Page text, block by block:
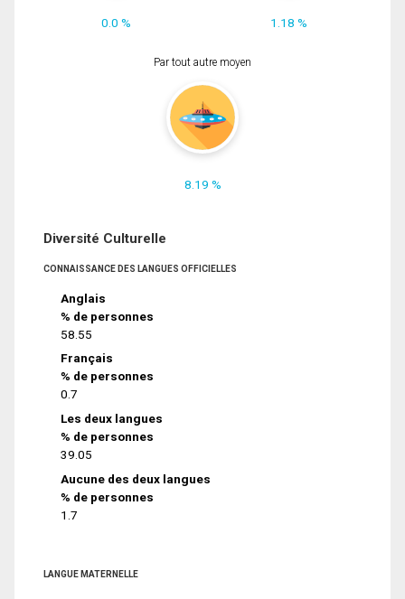
0.0 % 1.18 %
Par tout autre moyen
8.19 %
Diversité Culturelle
CONNAISSANCE DES LANGUES OFFICIELLES
Anglais
% de personnes
58.55
Français
% de personnes
0.7
Les deux langues
% de personnes
39.05
Aucune des deux langues
% de personnes
1.7
LANGUE MATERNELLE